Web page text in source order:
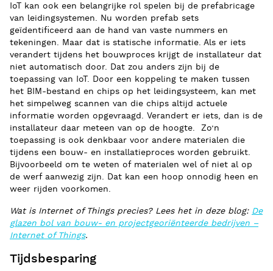
IoT kan ook een belangrijke rol spelen bij de prefabricage
van leidingsystemen. Nu worden prefab sets
geïdentificeerd aan de hand van vaste nummers en
tekeningen. Maar dat is statische informatie. Als er iets
verandert tijdens het bouwproces krijgt de installateur dat
niet automatisch door. Dat zou anders zijn bij de
toepassing van IoT. Door een koppeling te maken tussen
het BIM-bestand en chips op het leidingsysteem, kan met
het simpelweg scannen van die chips altijd actuele
informatie worden opgevraagd. Verandert er iets, dan is de
installateur daar meteen van op de hoogte. Zo’n
toepassing is ook denkbaar voor andere materialen die
tijdens een bouw- en installatieproces worden gebruikt.
Bijvoorbeeld om te weten of materialen wel of niet al op
de werf aanwezig zijn. Dat kan een hoop onnodig heen en
weer rijden voorkomen.
Wat is Internet of Things precies? Lees het in deze blog: De
glazen bol van bouw- en projectgeoriënteerde bedrijven –
Internet of Things.
Tijdsbesparing